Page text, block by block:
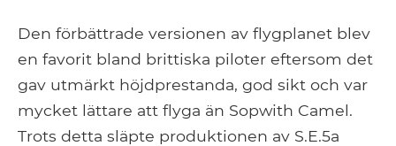
Den förbättrade versionen av flygplanet blev
en favorit bland brittiska piloter eftersom det
gav utmärkt höjdprestanda, god sikt och var
mycket lättare att flyga än Sopwith Camel.
Trots detta släpte produktionen av S.E.5a